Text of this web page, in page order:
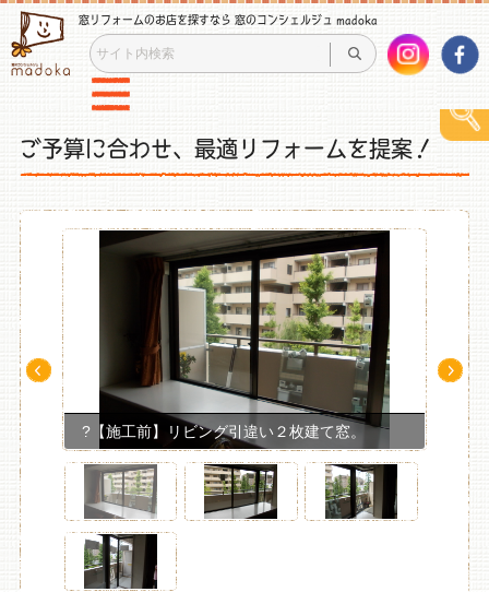
窓リフォームのお店を探すなら 窓のコンシェルジュ madoka
ご予算に合わせ、最適リフォームを提案！
?【施工前】リビング引違い２枚建て窓。